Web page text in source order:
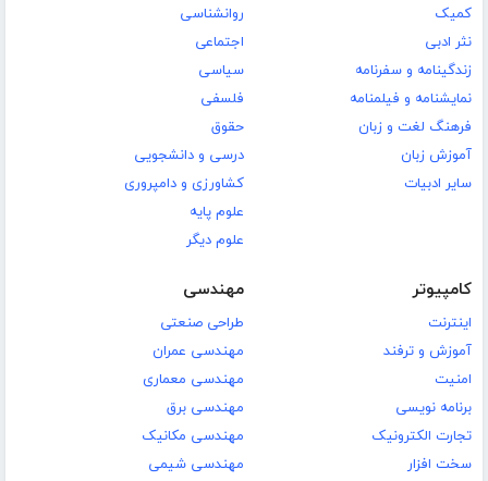
کمیک
نثر ادبی
زندگینامه و سفرنامه
نمایشنامه و فیلمنامه
فرهنگ لغت و زبان
آموزش زبان
سایر ادبیات
روانشناسی
اجتماعی
سیاسی
فلسفی
حقوق
درسی و دانشجویی
کشاورزی و دامپروری
علوم پایه
علوم دیگر
کامپیوتر
اینترنت
آموزش و ترفند
امنیت
برنامه نویسی
تجارت الکترونیک
سخت افزار
مهندسی
طراحی صنعتی
مهندسی عمران
مهندسی معماری
مهندسی برق
مهندسی مکانیک
مهندسی شیمی